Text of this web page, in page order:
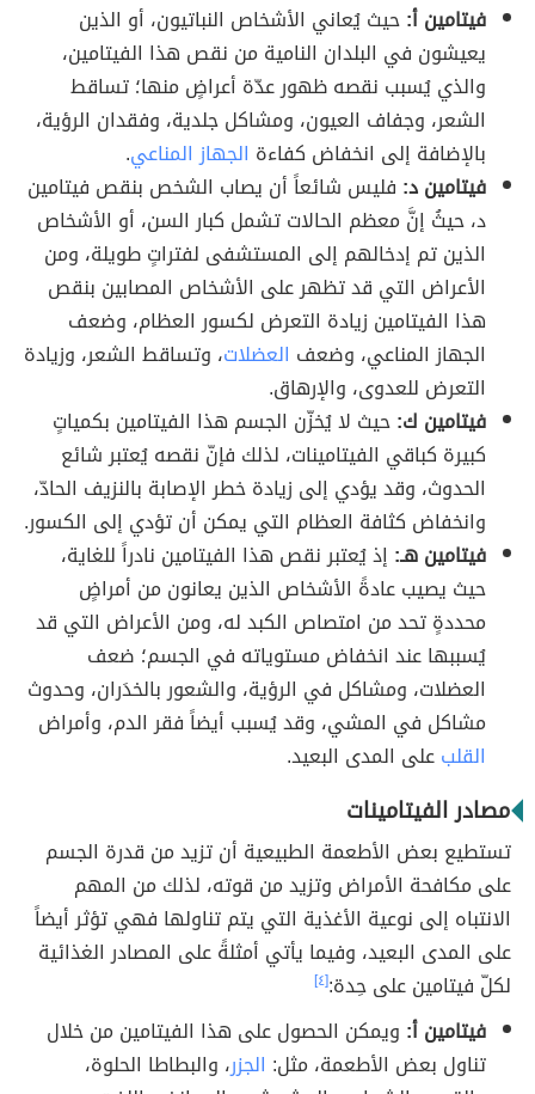
فيتامين أ:حيث يُعاني الأشخاص النباتيون، أو الذين
يعيشون في البلدان النامية من نقص هذا الفيتامين،
والذي يُسبب نقصه ظهور عدّة أعراضٍ منها؛ تساقط
الشعر، وجفاف العيون، ومشاكل جلدية، وفقدان الرؤية،
بالإضافة إلى انخفاض كفاءة الجهاز المناعي.
فيتامين د: فليس شائعاً أن يصاب الشخص بنقص فيتامين
د، حيثُ إنَّ معظم الحالات تشمل كبار السن، أو الأشخاص
الذين تم إدخالهم إلى المستشفى لفتراتٍ طويلة، ومن
الأعراض التي قد تظهر على الأشخاص المصابين بنقص
هذا الفيتامين زيادة التعرض لكسور العظام، وضعف
الجهاز المناعي، وضعف العضلات، وتساقط الشعر، وزيادة
التعرض للعدوى، والإرهاق.
فيتامين ك:حيث لا يُخزّن الجسم هذا الفيتامين بكمياتٍ
كبيرة كباقي الفيتامينات، لذلك فإنّ نقصه يُعتبر شائع
الحدوث، وقد يؤدي إلى زيادة خطر الإصابة بالنزيف الحادّ،
وانخفاض كثافة العظام التي يمكن أن تؤدي إلى الكسور.
فيتامين هـ: إذ يُعتبر نقص هذا الفيتامين نادراً للغاية،
حيث يصيب عادةً الأشخاص الذين يعانون من أمراضٍ
محددةٍ تحد من امتصاص الكبد له، ومن الأعراض التي قد
يُسببها عند انخفاض مستوياته في الجسم؛ ضعف
العضلات، ومشاكل في الرؤية، والشعور بالخدَران، وحدوث
مشاكل في المشي، وقد يُسبب أيضاً فقر الدم، وأمراض
القلبعلى المدى البعيد.
مصادر الفيتامينات
تستطيع بعض الأطعمة الطبيعية أن تزيد من قدرة الجسم
على مكافحة الأمراض وتزيد من قوته، لذلك من المهم
الانتباه إلى نوعية الأغذية التي يتم تناولها فهي تؤثر أيضاً
على المدى البعيد، وفيما يأتي أمثلةً على المصادر الغذائية
لكلّ فيتامين على حِدة:[٤]
فيتامين أ: ويمكن الحصول على هذا الفيتامين من خلال
تناول بعض الأطعمة، مثل: الجزر، والبطاطا الحلوة،